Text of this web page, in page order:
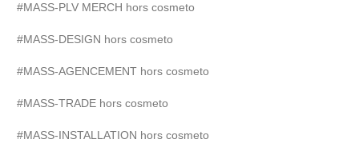
#MASS-PLV MERCH hors cosmeto
#MASS-DESIGN hors cosmeto
#MASS-AGENCEMENT hors cosmeto
#MASS-TRADE hors cosmeto
#MASS-INSTALLATION hors cosmeto